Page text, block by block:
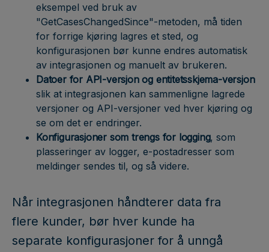
eksempel ved bruk av
"GetCasesChangedSince"-metoden, må tiden
for forrige kjøring lagres et sted, og
konfigurasjonen bør kunne endres automatisk
av integrasjonen og manuelt av brukeren.
Datoer for API-versjon og entitetsskjema-versjon
slik at integrasjonen kan sammenligne lagrede
versjoner og API-versjoner ved hver kjøring og
se om det er endringer.
Konfigurasjoner som trengs for logging, som
plasseringer av logger, e-postadresser som
meldinger sendes til, og så videre.
Når integrasjonen håndterer data fra
flere kunder, bør hver kunde ha
separate konfigurasjoner for å unngå